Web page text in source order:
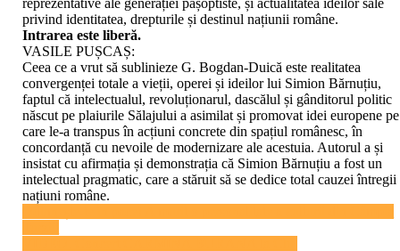
privind identitatea, drepturile și destinul națiunii române.
Intrarea este liberă.
VASILE PUȘCAȘ:
Ceea ce a vrut să sublinieze G. Bogdan-Duică este realitatea
convergenței totale a vieții, operei și ideilor lui Simion Bărnuțiu,
faptul că intelectualul, revoluționarul, dascălul și gânditorul politic
născut pe plaiurile Sălajului a asimilat și promovat idei europene pe
care le-a transpus în acțiuni concrete din spațiul românesc, în
concordanță cu nevoile de modernizare ale acestuia. Autorul a și
insistat cu afirmația și demonstrația că Simion Bărnuțiu a fost un
intelectual pragmatic, care a stăruit să se dedice total cauzei întregii
națiuni române.
Navigare
în